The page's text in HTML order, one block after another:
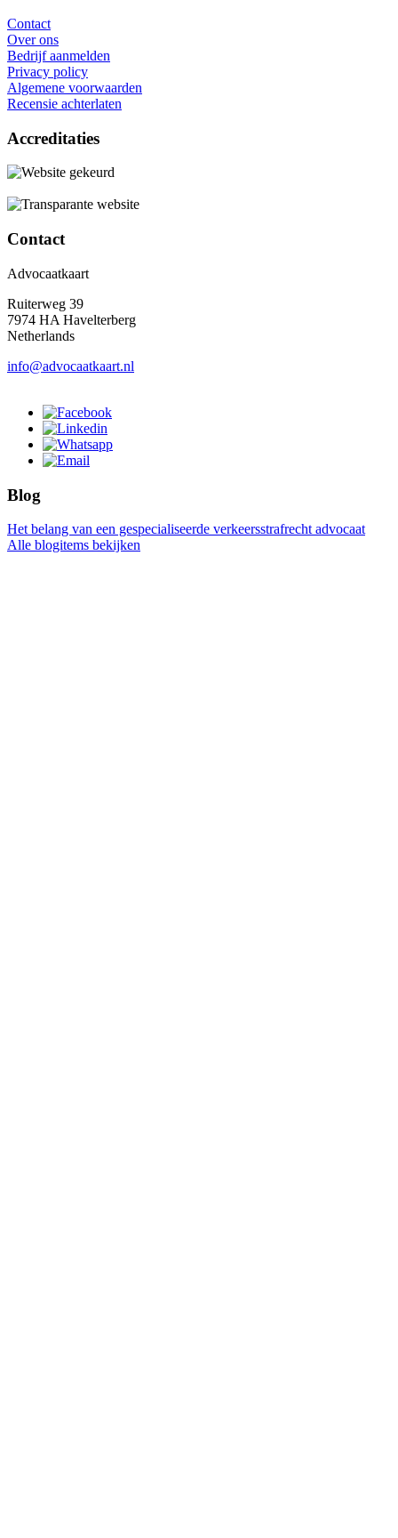
Contact
Over ons
Bedrijf aanmelden
Privacy policy
Algemene voorwaarden
Recensie achterlaten
Accreditaties
Contact
Advocaatkaart
Ruiterweg 39
7974 HA Havelterberg
Netherlands
info@advocaatkaart.nl
Blog
Het belang van een gespecialiseerde verkeersstrafrecht advocaat
Alle blogitems bekijken